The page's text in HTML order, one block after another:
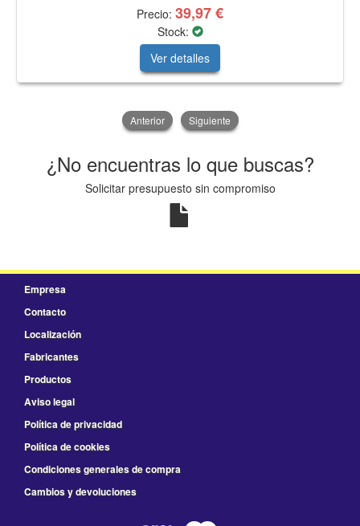
Precio: 39,97 €
Stock:
Ver detalles
Anterior Siguiente
¿No encuentras lo que buscas?
Solicitar presupuesto sin compromiso
Empresa
Contacto
Localización
Fabricantes
Productos
Aviso legal
Política de privacidad
Política de cookies
Condiciones generales de compra
Cambios y devoluciones